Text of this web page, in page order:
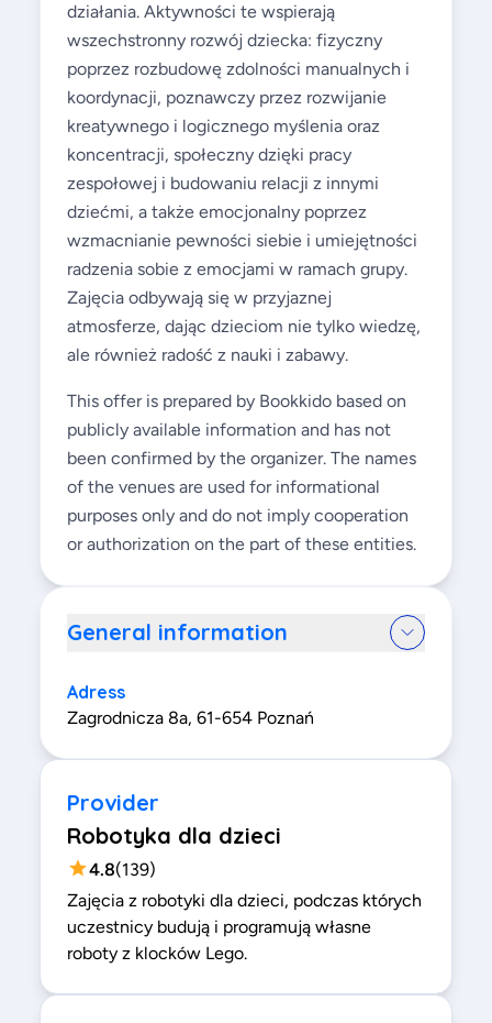
działania. Aktywności te wspierają
wszechstronny rozwój dziecka: fizyczny
poprzez rozbudowę zdolności manualnych i
koordynacji, poznawczy przez rozwijanie
kreatywnego i logicznego myślenia oraz
koncentracji, społeczny dzięki pracy
zespołowej i budowaniu relacji z innymi
dziećmi, a także emocjonalny poprzez
wzmacnianie pewności siebie i umiejętności
radzenia sobie z emocjami w ramach grupy.
Zajęcia odbywają się w przyjaznej
atmosferze, dając dzieciom nie tylko wiedzę,
ale również radość z nauki i zabawy.
This offer is prepared by Bookkido based on
publicly available information and has not
been confirmed by the organizer. The names
of the venues are used for informational
purposes only and do not imply cooperation
or authorization on the part of these entities.
General information
Adress
Zagrodnicza 8a, 61-654 Poznań
Provider
Robotyka dla dzieci
4.8(139)
Zajęcia z robotyki dla dzieci, podczas których
uczestnicy budują i programują własne
roboty z klocków Lego.